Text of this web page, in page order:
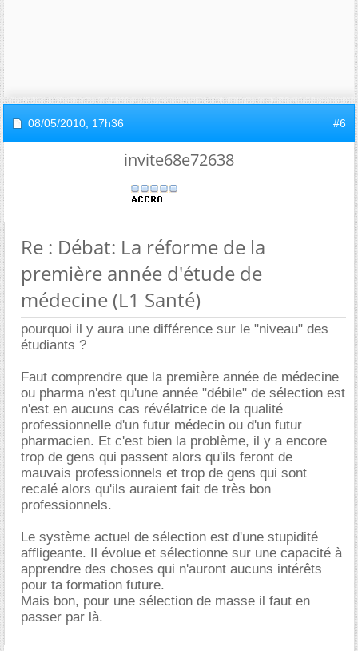
08/05/2010, 17h36 #6
invite68e72638
Re : Débat: La réforme de la
première année d'étude de
médecine (L1 Santé)
pourquoi il y aura une différence sur le "niveau" des
étudiants ?
Faut comprendre que la première année de médecine
ou pharma n'est qu'une année "débile" de sélection est
n'est en aucuns cas révélatrice de la qualité
professionnelle d'un futur médecin ou d'un futur
pharmacien. Et c'est bien la problème, il y a encore
trop de gens qui passent alors qu'ils feront de
mauvais professionnels et trop de gens qui sont
recalé alors qu'ils auraient fait de très bon
professionnels.
Le système actuel de sélection est d'une stupidité
affligeante. Il évolue et sélectionne sur une capacité à
apprendre des choses qui n'auront aucuns intérêts
pour ta formation future.
Mais bon, pour une sélection de masse il faut en
passer par là.